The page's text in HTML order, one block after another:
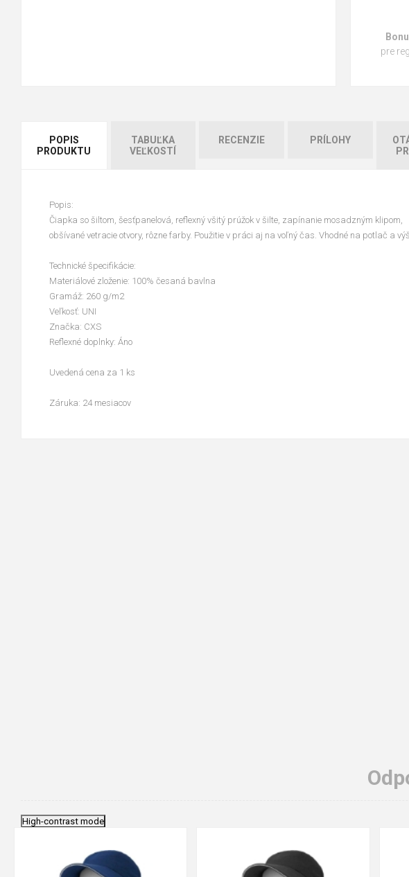
pre
POPIS
PRODUKTU
TABUĽKA
VEĽKOSTÍ
RECENZIE PRÍLOHY
Popis:
Čiapka so šiltom, šesťpanelová, reflexný všitý prúžok v šilte, zapínanie mosadzným klipom,
obšívané vetracie otvory, rôzne farby. Použitie v práci aj na voľný čas. Vhodné na potlač a
Technické špecifikácie:
Materiálové zloženie: 100% česaná bavlna
Gramáž: 260 g/m2
Veľkosť: UNI
Značka: CXS
Reflexné doplnky: Áno
Uvedená cena za 1 ks
Záruka: 24 mesiacov
High-contrast mode